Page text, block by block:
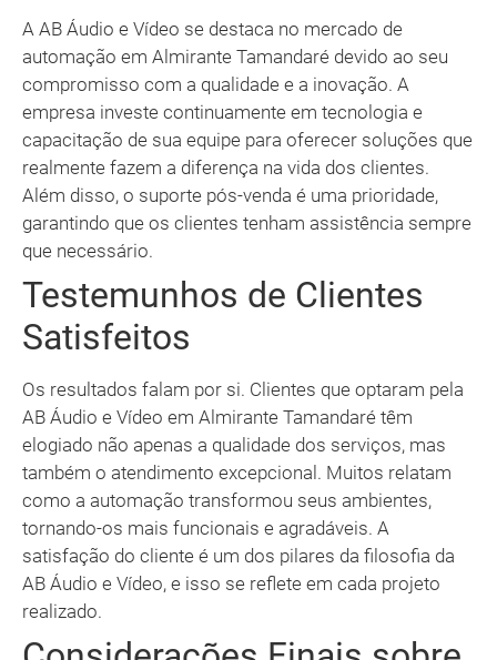
A AB Áudio e Vídeo se destaca no mercado de
automação em Almirante Tamandaré devido ao seu
compromisso com a qualidade e a inovação. A
empresa investe continuamente em tecnologia e
capacitação de sua equipe para oferecer soluções que
realmente fazem a diferença na vida dos clientes.
Além disso, o suporte pós-venda é uma prioridade,
garantindo que os clientes tenham assistência sempre
que necessário.
Testemunhos de Clientes
Satisfeitos
Os resultados falam por si. Clientes que optaram pela
AB Áudio e Vídeo em Almirante Tamandaré têm
elogiado não apenas a qualidade dos serviços, mas
também o atendimento excepcional. Muitos relatam
como a automação transformou seus ambientes,
tornando-os mais funcionais e agradáveis. A
satisfação do cliente é um dos pilares da filosofia da
AB Áudio e Vídeo, e isso se reflete em cada projeto
realizado.